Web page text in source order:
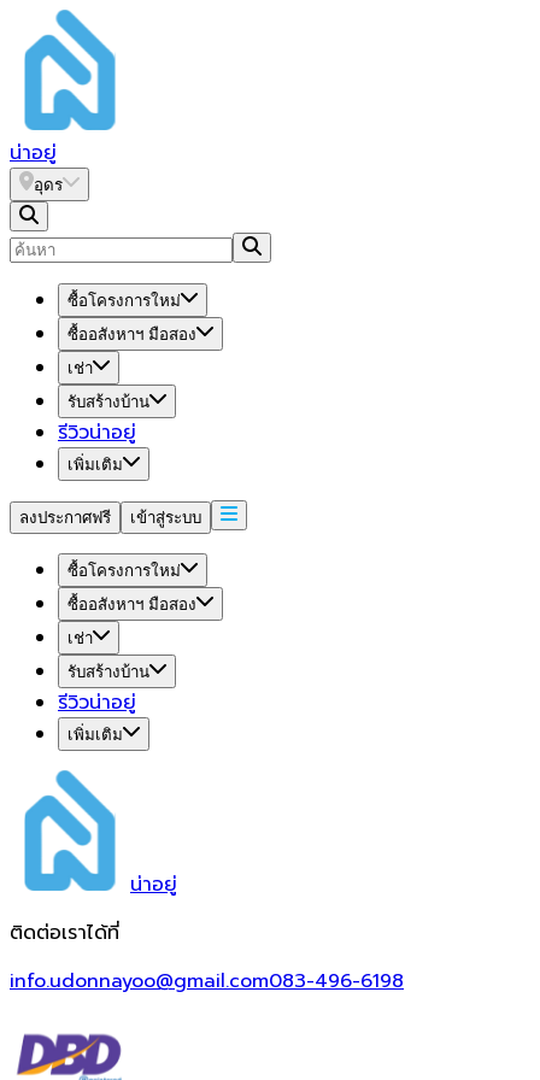
น่าอยู่
อุดร
ซื้อโครงการใหม่
ซื้ออสังหาฯ มือสอง
เช่า
รับสร้างบ้าน
รีวิวน่าอยู่
เพิ่มเติม
ลงประกาศฟรี เข้าสู่ระบบ
ซื้อโครงการใหม่
ซื้ออสังหาฯ มือสอง
เช่า
รับสร้างบ้าน
รีวิวน่าอยู่
เพิ่มเติม
น่าอยู่
ติดต่อเราได้ที่
info.udonnayoo@gmail.com083-496-6198